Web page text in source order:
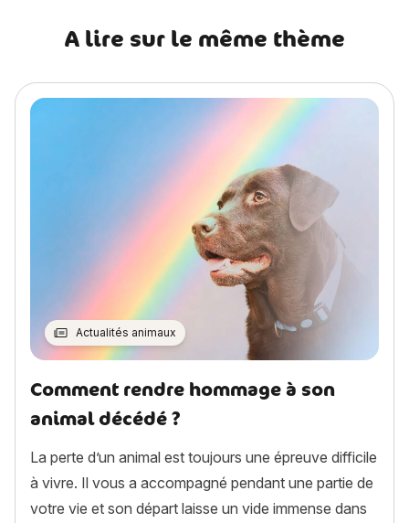
A lire sur le même thème
Actualités animaux
Comment rendre hommage à son
animal décédé ?
La perte d’un animal est toujours une épreuve difficile
à vivre. Il vous a accompagné pendant une partie de
votre vie et son départ laisse un vide immense dans